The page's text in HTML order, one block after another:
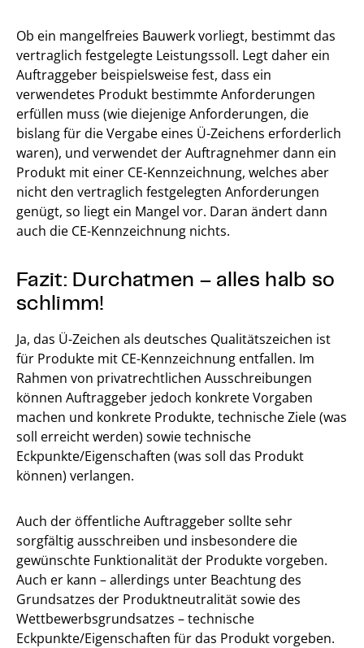
Ob ein mangelfreies Bauwerk vorliegt, bestimmt das
vertraglich festgelegte Leistungssoll. Legt daher ein
Auftraggeber beispielsweise fest, dass ein
verwendetes Produkt bestimmte Anforderungen
erfüllen muss (wie diejenige Anforderungen, die
bislang für die Vergabe eines Ü-Zeichens erforderlich
waren), und verwendet der Auftragnehmer dann ein
Produkt mit einer CE-Kennzeichnung, welches aber
nicht den vertraglich festgelegten Anforderungen
genügt, so liegt ein Mangel vor. Daran ändert dann
auch die CE-Kennzeichnung nichts.
Fazit: Durchatmen – alles halb so
schlimm!
Ja, das Ü-Zeichen als deutsches Qualitätszeichen ist
für Produkte mit CE-Kennzeichnung entfallen. Im
Rahmen von privatrechtlichen Ausschreibungen
können Auftraggeber jedoch konkrete Vorgaben
machen und konkrete Produkte, technische Ziele (was
soll erreicht werden) sowie technische
Eckpunkte/Eigenschaften (was soll das Produkt
können) verlangen.
Auch der öffentliche Auftraggeber sollte sehr
sorgfältig ausschreiben und insbesondere die
gewünschte Funktionalität der Produkte vorgeben.
Auch er kann – allerdings unter Beachtung des
Grundsatzes der Produktneutralität sowie des
Wettbewerbsgrundsatzes – technische
Eckpunkte/Eigenschaften für das Produkt vorgeben.